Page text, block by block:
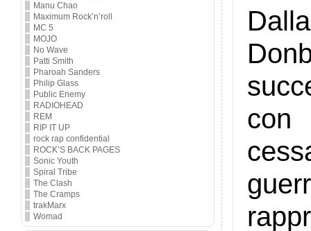
Manu Chao
Maximum Rock’n’roll
MC 5
MOJO
No Wave
Patti Smith
Pharoah Sanders
Philip Glass
Public Enemy
RADIOHEAD
REM
RIP IT UP
rock rap confidential
ROCK’S BACK PAGES
Sonic Youth
Spiral Tribe
The Clash
The Cramps
trakMarx
Womad
con